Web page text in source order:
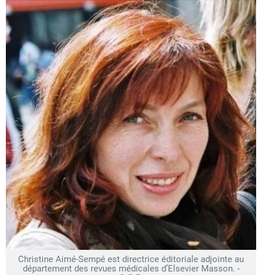
Christine Aimé-Sempé est directrice éditoriale adjointe au
département des revues médicales d’Elsevier Masson. -